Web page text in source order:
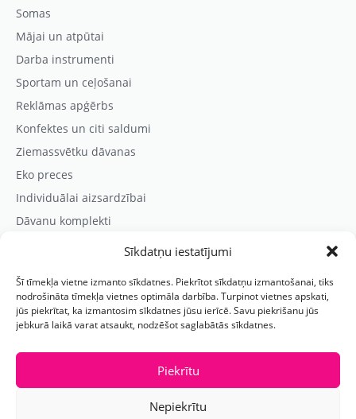
Sīkdatņu iestatījumi
Šī tīmekļa vietne izmanto sīkdatnes. Piekrītot sīkdatņu izmantošanai, tiks
nodrošināta tīmekļa vietnes optimāla darbība. Turpinot vietnes apskati,
jūs piekrītat, ka izmantosim sīkdatnes jūsu ierīcē. Savu piekrišanu jūs
jebkurā laikā varat atsaukt, nodzēšot saglabātās sīkdatnes.
Piekrītu
Nepiekrītu
Somas
Mājai un atpūtai
Darba instrumenti
Sportam un ceļošanai
Reklāmas apģērbs
Konfektes un citi saldumi
Ziemassvētku dāvanas
Eko preces
Individuālai aizsardzībai
Dāvanu komplekti
Kontaktinformācija
Prezentreklāmas aģentūra “PARIS”
Reģ.nr.: 40103625328